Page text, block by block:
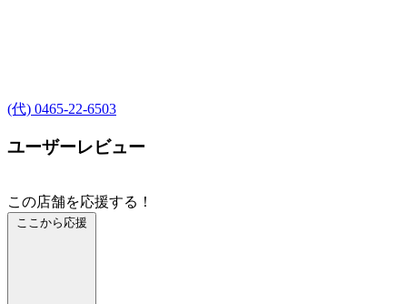
(代) 0465-22-6503
ユーザーレビュー
この店舗を応援する！
ここから応援